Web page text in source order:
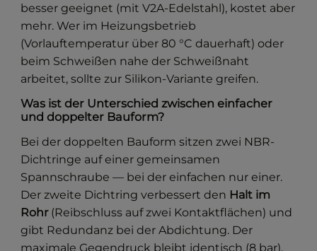
besser geeignet (mit V2A-Edelstahl), kostet aber
mehr. Wer im Heizungsbetrieb
(Vorlauftemperatur über 80 °C dauerhaft) oder
beim Schweißen nahe der Schweißnaht
arbeitet, sollte zur Silikon-Variante greifen.
Was ist der Unterschied zwischen einfacher
und doppelter Bauform?
Bei der doppelten Bauform sitzen zwei NBR-
Dichtringe auf einer gemeinsamen
Spannschraube — bei der einfachen nur einer.
Der zweite Dichtring verbessert den Halt im
Rohr(Reibschluss auf zwei Kontaktflächen) und
gibt Redundanz bei der Abdichtung. Der
maximale Gegendruck bleibt identisch (8 bar).